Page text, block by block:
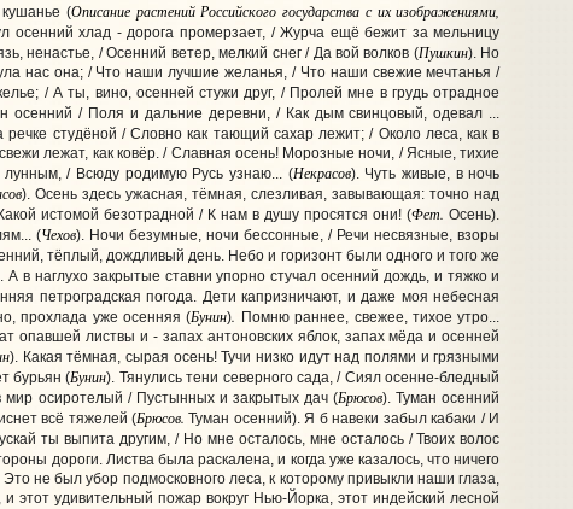
(Описание растений Российского государства с их изображениями,
осенний хлад - дорога промерзает, / Журча ещё бежит за мельницу
ненастье, / Осенний ветер, мелкий снег / Да вой волков (Пушкин). Но
нас она; / Что наши лучшие желанья, / Что наши свежие мечтанья /
/ А ты, вино, осенней стужи друг, / Пролей мне в грудь отрадное
осенний / Поля и дальние деревни, / Как дым свинцовый, одевал ...
студёной / Словно как тающий сахар лежит; / Около леса, как в
лежат, как ковёр. / Славная осень! Морозные ночи, / Ясные, тихие
/ Всюду родимую Русь узнаю... (Некрасов). Чуть живые, в ночь
). Осень здесь ужасная, тёмная, слезливая, завывающая: точно над
истомой безотрадной / К нам в душу просятся они! (Фет. Осень).
(Чехов). Ночи безумные, ночи бессонные, / Речи несвязные, взоры
тёплый, дождливый день. Небо и горизонт были одного и того же
А в наглухо закрытые ставни упорно стучал осенний дождь, и тяжко и
петроградская погода. Дети капризничают, и даже моя небесная
прохлада уже осенняя (Бунин). Помню раннее, свежее, тихое утро...
листвы и - запах антоновских яблок, запах мёда и осенней
). Какая тёмная, сырая осень! Тучи низко идут над полями и грязными
бурьян (Бунин). Тянулись тени северного сада, / Сиял осенне-бледный
осиротелый / Пустынных и закрытых дач (Брюсов). Туман осенний
всё тяжелей (Брюсов. Туман осенний). Я б навеки забыл кабаки / И
ты выпита другим, / Но мне осталось, мне осталось / Твоих волос
дороги. Листва была раскалена, и когда уже казалось, что ничего
не был убор подмосковного леса, к которому привыкли наши глаза,
этот удивительный пожар вокруг Нью-Йорка, этот индейский лесной